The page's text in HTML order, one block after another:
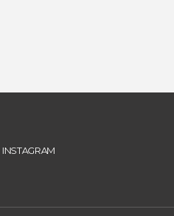
INSTAGRAM